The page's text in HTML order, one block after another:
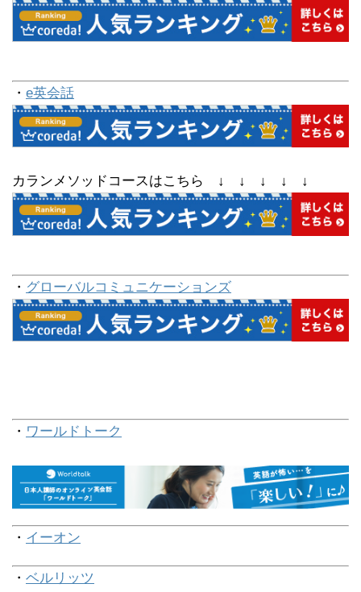
・ e英会話
カランメソッドコースはこちら ↓ ↓ ↓ ↓ ↓
・ グローバルコミュニケーションズ
・ ワールドトーク
・ イーオン
・ ベルリッツ